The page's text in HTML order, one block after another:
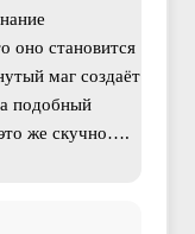
оно становится
маг создаёт
подобный
же скучно….